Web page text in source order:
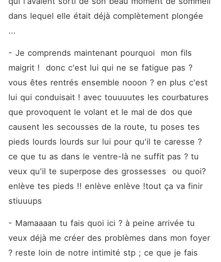
dans lequel elle était déjà complètement plongée
...
- Je comprends maintenant pourquoi  mon fils
maigrit !  donc c'est lui qui ne se fatigue pas ?
vous êtes rentrés ensemble nooon ? en plus c'est
lui qui conduisait ! avec touuuutes les courbatures
que provoquent le volant et le mal de dos que
causent les secousses de la route, tu poses tes
pieds lourds lourds sur lui pour qu'il te caresse ?
ce que tu as dans le ventre-là ne suffit pas ? tu
veux qu'il te superpose des grossesses  ou quoi?
enlève tes pieds !! enlève enlève !tout ça va finir
stiuuups
- Mamaaaan tu fais quoi ici ? à peine arrivée tu
veux déjà me créer des problèmes dans mon foyer
? reste loin de notre intimité stp ; ce que je fais